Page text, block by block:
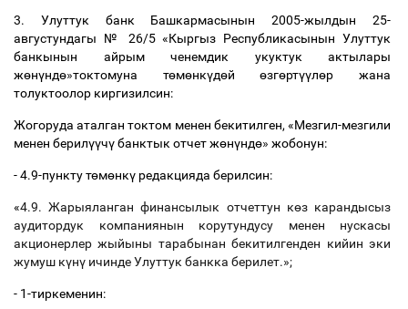
3. Улуттук банк Башкармасынын 2005-жылдын 25-
августундагы № 26/5 «Кыргыз Республикасынын Улуттук
банкынын айрым ченемдик укуктук актылары
жөнүндө»токтомуна төмөнкүдөйөзгөртүүлөр жана
толуктоолор киргизилсин:
Жогоруда аталган токтом менен бекитилген, «Мезгил-мезгили
менен берилүүчүбанктык отчет жөнүндө» жобонун:
- 4.9-пункту төмөнкү редакцияда берилсин:
«4.9. Жарыяланган финансылык отчеттун көз карандысыз
аудитордук компаниянын корутундусу менен нускасы
акционерлер жыйыны тарабынан бекитилгенден кийин эки
жумуш күнү ичинде Улуттук банкка берилет.»;
- 1-тиркеменин: